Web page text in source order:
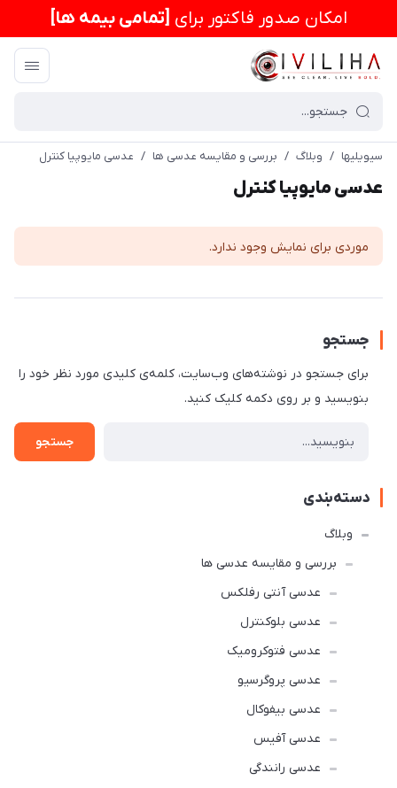
امكان صدور فاکتور برای [تمامی بیمه ها]
سیویلیها / وبلاگ / بررسی و مقایسه عدسی ها / عدسی مایوپیا کنترل
عدسی مایوپیا کنترل
موردی برای نمایش وجود ندارد.
جستجو
برای جستجو در نوشته‌های وب‌سایت، کلمه‌ی کلیدی مورد نظر خود را
بنویسید و بر روی دکمه کلیک کنید.
جستجو
دسته‌بندی
وبلاگ
بررسی و مقایسه عدسی ها
عدسی آنتی رفلکس
عدسی بلوکنترل
عدسی فتوکرومیک
عدسی پروگرسیو
عدسی بیفوکال
عدسی آفیس
عدسی رانندگی